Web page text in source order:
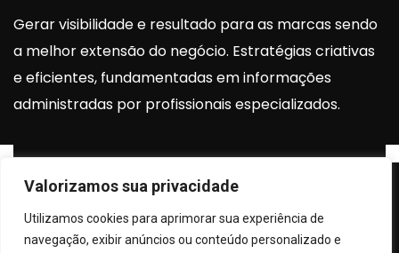
Valorizamos sua privacidade
Utilizamos cookies para aprimorar sua experiência de
navegação, exibir anúncios ou conteúdo personalizado e
Gerar visibilidade e resultado para as marcas sendo
a melhor extensão do negócio. Estratégias criativas
e eficientes, fundamentadas em informações
administradas por profissionais especializados.
Instagram
[elfsight_instagram_feed id=”2″]